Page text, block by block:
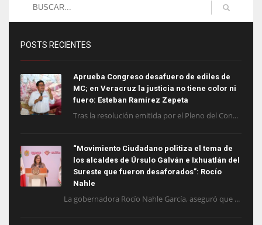
POSTS RECIENTES
Aprueba Congreso desafuero de ediles de
MC; en Veracruz la justicia no tiene color ni
fuero: Esteban Ramírez Zepeta
Tras la resolución emitida por el Pleno del Con...
“Movimiento Ciudadano politiza el tema de
los alcaldes de Úrsulo Galván e Ixhuatlán del
Sureste que fueron desaforados”: Rocío
Nahle
La gobernadora Rocío Nahle García, aseguró que ...